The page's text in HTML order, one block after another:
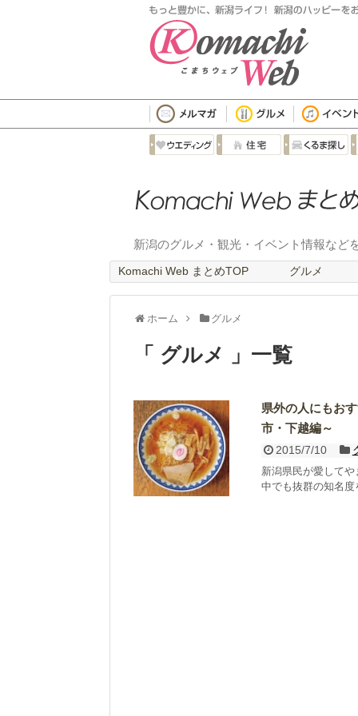
新潟のグルメ・観光・イベント情報など
Komachi Web まとめTOP グルメ
ホーム グルメ
グルメ 一覧
県外の人にもお
市・下越編～
2015/7/10
新潟県民が愛して
中でも抜群の知名